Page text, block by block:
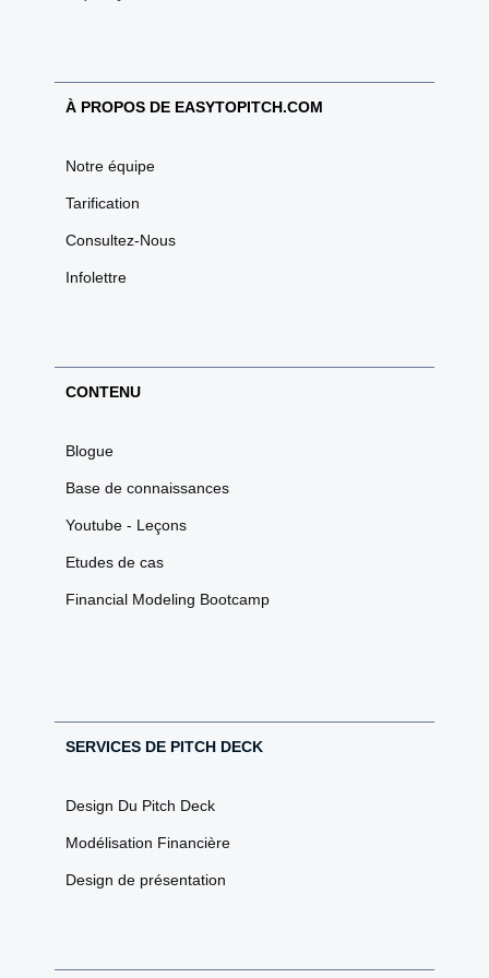
À PROPOS DE EASYTOPITCH.COM
Notre équipe
Tarification
Consultez-Nous
Infolettre
CONTENU
Blogue
Base de connaissances
Youtube - Leçons
Etudes de cas
Financial Modeling Bootcamp
SERVICES DE PITCH DECK
Design Du Pitch Deck
Modélisation Financière
Design de présentation